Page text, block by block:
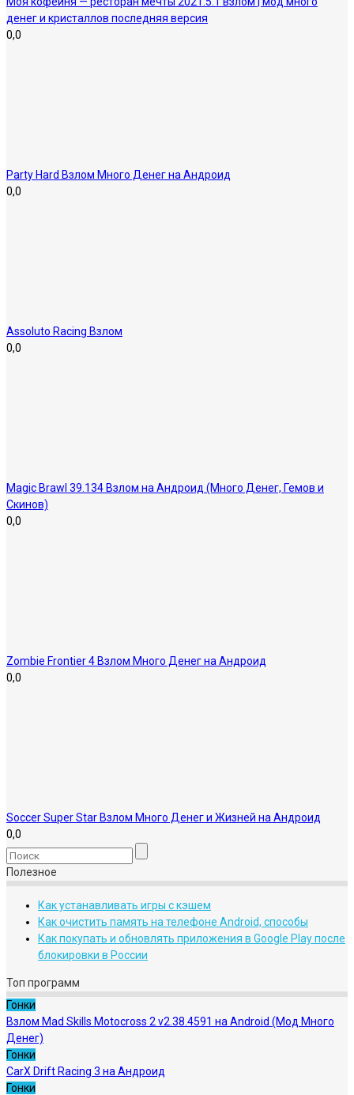
денег и кристаллов последняя версия
0,0
Party Hard Взлом Много Денег на Андроид
0,0
Assoluto Racing Взлом
0,0
Magic Brawl 39.134 Взлом на Андроид (Много Денег, Гемов и
Скинов)
0,0
Zombie Frontier 4 Взлом Много Денег на Андроид
0,0
Soccer Super Star Взлом Много Денег и Жизней на Андроид
0,0
Полезное
Как устанавливать игры с кэшем
Как очистить память на телефоне Android, способы
Как покупать и обновлять приложения в Google Play после
блокировки в России
Топ программ
Гонки
Взлом Mad Skills Motocross 2 v2.38.4591 на Android (Мод Много
Денег)
Гонки
CarX Drift Racing 3 на Андроид
Гонки